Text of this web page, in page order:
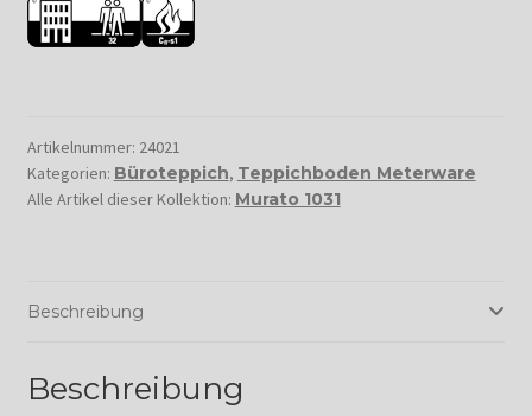
Artikelnummer: 24021
Kategorien: Büroteppich, Teppichboden Meterware
Alle Artikel dieser Kollektion: Murato 1031
Beschreibung
Beschreibung